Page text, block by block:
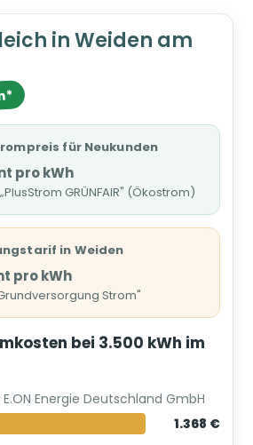
in Weiden am
für Neukunden
pro kWh
GRÜNFAIR" (Ökostrom)
in Weiden
pro kWh
Grundversorgung Strom"
bei 3.500 kWh im
E.ON Energie Deutschland GmbH
1.368 €